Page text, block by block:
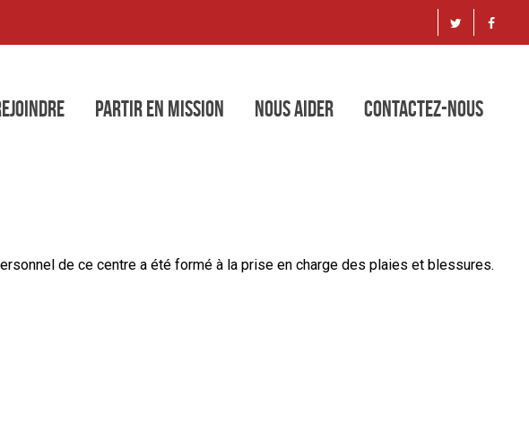
Partir en mission Nous aider Contactez-nous
de ce centre a été formé à la prise en charge des plaies et blessures.